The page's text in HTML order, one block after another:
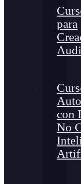
para
con
No